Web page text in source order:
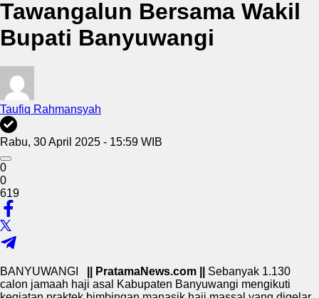
Tawangalun Bersama Wakil
Bupati Banyuwangi
Taufiq Rahmansyah
Rabu, 30 April 2025 - 15:59 WIB
0
0
619
BANYUWANGI || PratamaNews.com || Sebanyak 1.130
calon jamaah haji asal Kabupaten Banyuwangi mengikuti